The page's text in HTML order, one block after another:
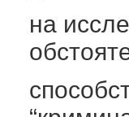
на